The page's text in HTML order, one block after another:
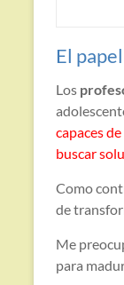
El
Los
capaces
buscar
Como
de
Me
para